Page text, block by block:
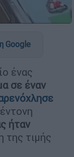
Google
ένας
σε έναν
ήταν
της τιμής